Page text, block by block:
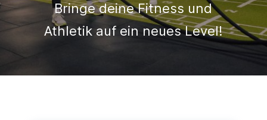
Bringe deine Fitness und
Athletik auf ein neues Level!